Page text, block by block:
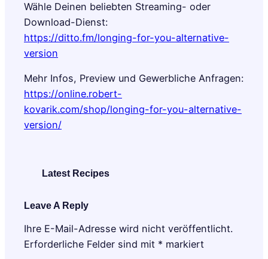
Wähle Deinen beliebten Streaming- oder
Download-Dienst:
https://ditto.fm/longing-for-you-alternative-
version
Mehr Infos, Preview und Gewerbliche Anfragen:
https://online.robert-
kovarik.com/shop/longing-for-you-alternative-
version/
Latest Recipes
Leave A Reply
Ihre E-Mail-Adresse wird nicht veröffentlicht.
Erforderliche Felder sind mit * markiert